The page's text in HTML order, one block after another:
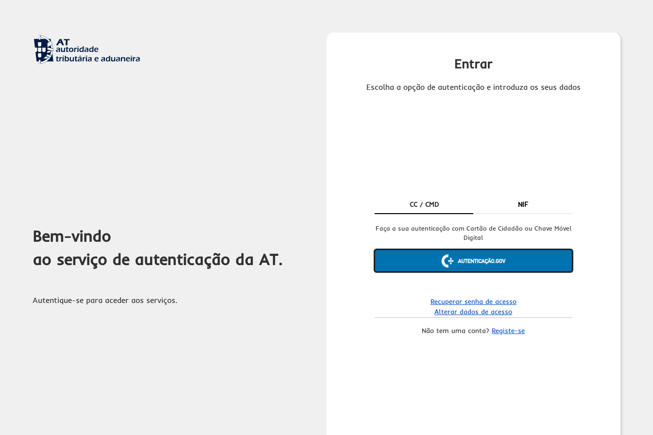
Bem-vindo
ao serviço de autenticação da AT.
Autentique-se para aceder aos serviços.
Entrar
Escolha a opção de autenticação e introduza os seus dados
CC / CMD NIF
Faça a sua autenticação com Cartão de Cidadão ou Chave Móvel
Digital
Recuperar senha de acesso
Alterar dados de acesso
Não tem uma conta? Registe-se